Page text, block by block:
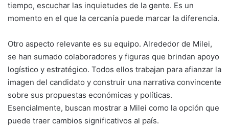
tiempo, escuchar las inquietudes de la gente. Es un
momento en el que la cercanía puede marcar la diferencia.
Otro aspecto relevante es su equipo. Alrededor de Milei,
se han sumado colaboradores y figuras que brindan apoyo
logístico y estratégico. Todos ellos trabajan para afianzar la
imagen del candidato y construir una narrativa convincente
sobre sus propuestas económicas y políticas.
Esencialmente, buscan mostrar a Milei como la opción que
puede traer cambios significativos al país.